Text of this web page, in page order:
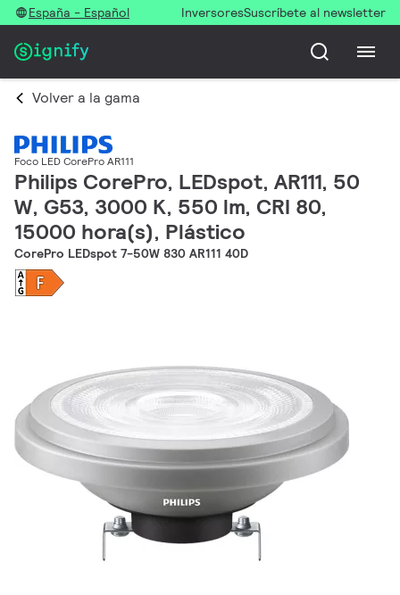
España - Español InversoresSuscríbete al newsletter
Volver a la gama
Foco LED CorePro AR111
Philips CorePro, LEDspot, AR111, 50
W, G53, 3000 K, 550 lm, CRI 80,
15000 hora(s), Plástico
CorePro LEDspot 7-50W 830 AR111 40D